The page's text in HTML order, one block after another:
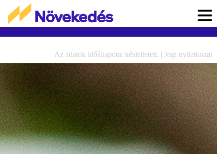
Az adatok időállapota: késleltetett. | Jogi nyilatkozat